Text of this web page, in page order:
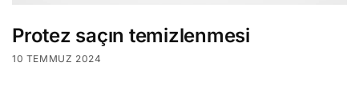
Protez saçın temizlenmesi
10 TEMMUZ 2024